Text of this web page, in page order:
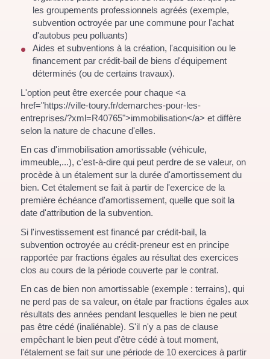
les groupements professionnels agréés (exemple,
subvention octroyée par une commune pour l'achat
d'autobus peu polluants)
Aides et subventions à la création, l'acquisition ou le
financement par crédit-bail de biens d'équipement
déterminés (ou de certains travaux).
L'option peut être exercée pour chaque <a
href="https://ville-toury.fr/demarches-pour-les-
entreprises/?xml=R40765">immobilisation</a> et diffère
selon la nature de chacune d'elles.
En cas d'immobilisation amortissable (véhicule,
immeuble,...), c'est-à-dire qui peut perdre de se valeur, on
procède à un étalement sur la durée d'amortissement du
bien. Cet étalement se fait à partir de l'exercice de la
première échéance d'amortissement, quelle que soit la
date d'attribution de la subvention.
Si l'investissement est financé par crédit-bail, la
subvention octroyée au crédit-preneur est en principe
rapportée par fractions égales au résultat des exercices
clos au cours de la période couverte par le contrat.
En cas de bien non amortissable (exemple : terrains), qui
ne perd pas de sa valeur, on étale par fractions égales aux
résultats des années pendant lesquelles le bien ne peut
pas être cédé (inaliénable). S'il n'y a pas de clause
empêchant le bien peut d'être cédé à tout moment,
l'étalement se fait sur une période de 10 exercices à partir